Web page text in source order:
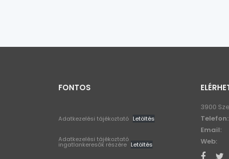
FONTOS
Adatkezelési tájékoztató Letöltés
Adatkezelési tájékoztató
ingatlankeresők részére Letöltés
3900
Telefon:
Email:
Web: